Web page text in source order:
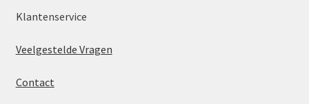
Klantenservice
Veelgestelde Vragen
Contact